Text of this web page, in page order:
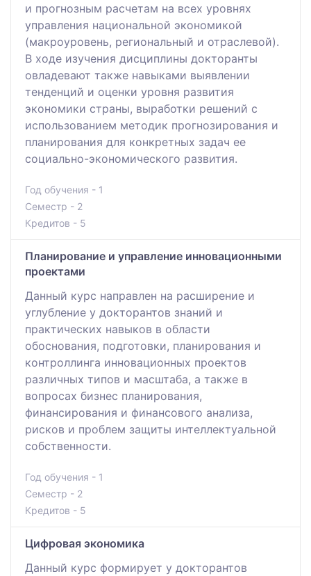
и прогнозным расчетам на всех уровнях
управления национальной экономикой
(макроуровень, региональный и отраслевой).
В ходе изучения дисциплины докторанты
овладевают также навыками выявлении
тенденций и оценки уровня развития
экономики страны, выработки решений с
использованием методик прогнозирования и
планирования для конкретных задач ее
социально-экономического развития.
Год обучения - 1
Семестр - 2
Кредитов - 5
Планирование и управление инновационными
проектами
Данный курс направлен на расширение и
углубление у докторантов знаний и
практических навыков в области
обоснования, подготовки, планирования и
контроллинга инновационных проектов
различных типов и масштаба, а также в
вопросах бизнес планирования,
финансирования и финансового анализа,
рисков и проблем защиты интеллектуальной
собственности.
Год обучения - 1
Семестр - 2
Кредитов - 5
Цифровая экономика
Данный курс формирует у докторантов